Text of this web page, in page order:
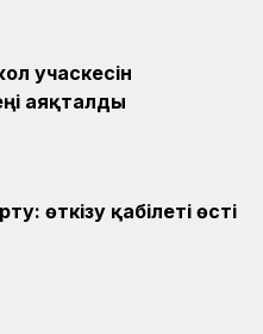
учаскесін
аяқталды
өткізу қабілеті өсті